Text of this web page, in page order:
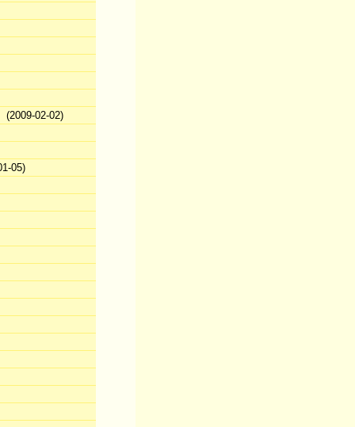
(2009-02-02)
05)